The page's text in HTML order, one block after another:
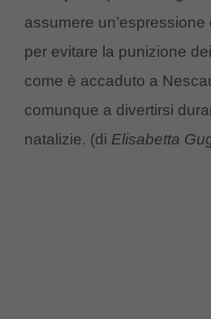
assumere
per evitare la punizione
come è accaduto a
comunque a divertirsi
natalizie. (di Elisabetta